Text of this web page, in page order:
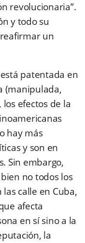
revolucionaria”.
y todo su
un
patentada en
(manipulada,
efectos de la
hay más
y son en
Sin embargo,
no todos los
calle en Cuba,
afecta
en sí sino a la
la